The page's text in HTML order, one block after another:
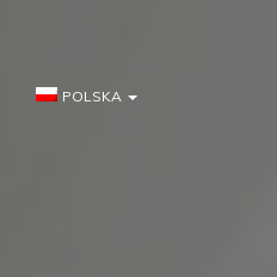
POLSKA